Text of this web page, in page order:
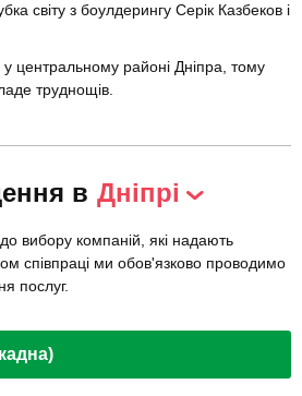
світу з боулдерингу Серік Казбеков і
центральному районі Дніпра, тому
труднощів.
в Дніпрі
вибору компаній, які надають
співпраці ми обов'язково проводимо
послуг.